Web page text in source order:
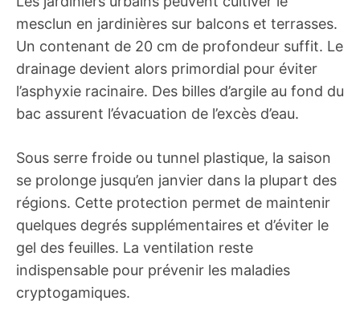
mesclun en jardinières sur balcons et terrasses.
Un contenant de 20 cm de profondeur suffit. Le
drainage devient alors primordial pour éviter
l’asphyxie racinaire. Des billes d’argile au fond du
bac assurent l’évacuation de l’excès d’eau.
Sous serre froide ou tunnel plastique, la saison
se prolonge jusqu’en janvier dans la plupart des
régions. Cette protection permet de maintenir
quelques degrés supplémentaires et d’éviter le
gel des feuilles. La ventilation reste
indispensable pour prévenir les maladies
cryptogamiques.